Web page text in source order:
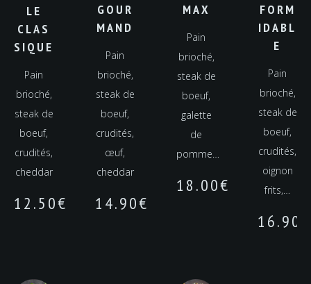
LE
CLAS
SIQUE
Pain
brioché,
steak de
boeuf,
crudités,
cheddar
12.50€
FORM
IDABL
E
Pain
brioché,
steak de
boeuf,
crudités,
oignon
frits,…
16.90
GOUR
MAND
Pain
brioché,
steak de
boeuf,
crudités,
œuf,
cheddar
14.90€
MAX
Pain
brioché,
steak de
boeuf,
galette
de
pomme…
18.00€